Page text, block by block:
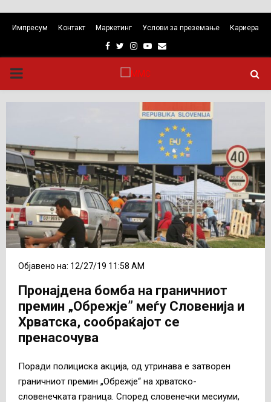
Импресум Контакт Маркетинг Услови за преземање Кариера
Facebook
TwitterInstagram
Youtube
Email
PRIMARY
MENU
Објавено на: 12/27/19 11:58 AM
Пронајдена бомба на граничниот
премин „Обрежје” меѓу Словенија и
Хрватска, сообраќајот се
пренасочува
Поради полициска акција, од утринава е затворен
граничниот премин „Обрежје“ на хрватско-
словенечката граница. Според словенечки месиуми,